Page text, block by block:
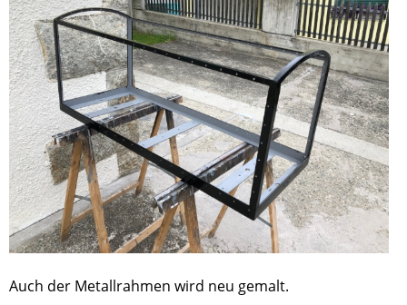
Auch der Metallrahmen wird neu gemalt.